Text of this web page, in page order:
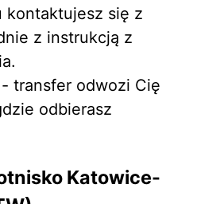
kontaktujesz się z
z instrukcją z
- transfer odwozi Cię
odbierasz
Katowice-